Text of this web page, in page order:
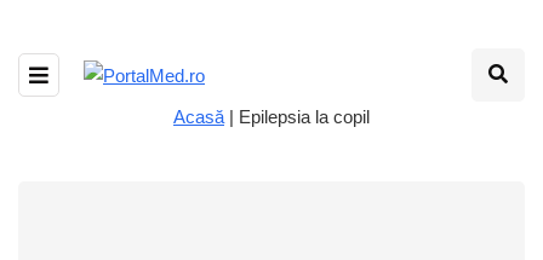
Acasă | Epilepsia la copil